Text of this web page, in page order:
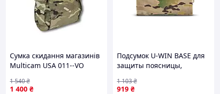
Сумка скидання магазинів
Multicam USA 011--VO
1 400 ₴
1 540₴
Подсумок U-WIN BASE для
защиты поясницы,
демпфер 8 мм
919 ₴
1 103₴